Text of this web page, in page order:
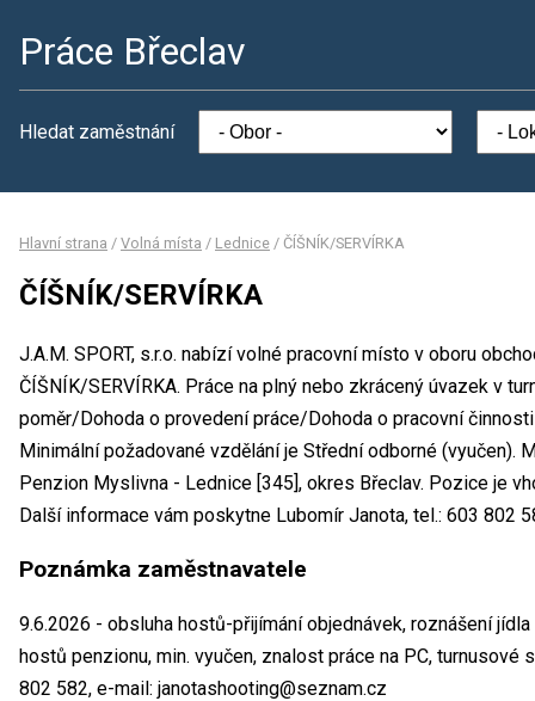
Práce Břeclav
Hledat zaměstnání
Hlavní strana / Volná místa / Lednice / ČÍŠNÍK/SERVÍRKA
ČÍŠNÍK/SERVÍRKA
J.A.M. SPORT, s.r.o. nabízí volné pracovní místo v oboru
ČÍŠNÍK/SERVÍRKA. Práce na plný nebo zkrácený úvazek v
poměr/Dohoda o provedení práce/Dohoda o pracovní
Minimální požadované vzdělání je Střední odborné (vyučen).
Penzion Myslivna - Lednice [345], okres Břeclav. Pozice je
Další informace vám poskytne Lubomír Janota, tel.: 603 802
Poznámka zaměstnavatele
9.6.2026 - obsluha hostů-přijímání objednávek, roznášení
hostů penzionu, min. vyučen, znalost práce na PC, turnusové
802 582, e-mail: janotashooting@seznam.cz